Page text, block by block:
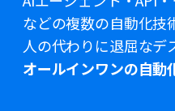
などの複数の自動化技
人の代わりに退屈なデ
オールインワンの自動